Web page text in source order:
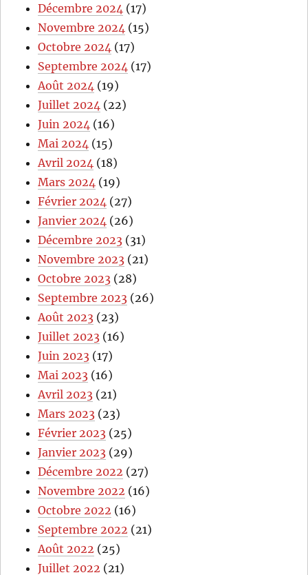
Décembre 2024 (17)
Novembre 2024 (15)
Octobre 2024 (17)
Septembre 2024 (17)
Août 2024 (19)
Juillet 2024 (22)
Juin 2024 (16)
Mai 2024 (15)
Avril 2024 (18)
Mars 2024 (19)
Février 2024 (27)
Janvier 2024 (26)
Décembre 2023 (31)
Novembre 2023 (21)
Octobre 2023 (28)
Septembre 2023 (26)
Août 2023 (23)
Juillet 2023 (16)
Juin 2023 (17)
Mai 2023 (16)
Avril 2023 (21)
Mars 2023 (23)
Février 2023 (25)
Janvier 2023 (29)
Décembre 2022 (27)
Novembre 2022 (16)
Octobre 2022 (16)
Septembre 2022 (21)
Août 2022 (25)
Juillet 2022 (21)